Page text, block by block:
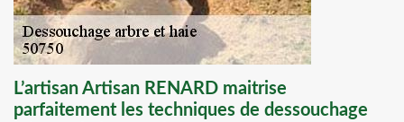
L’artisan Artisan RENARD maitrise
parfaitement les techniques de dessouchage